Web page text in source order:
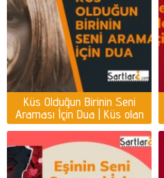
Küs Olduğun Birinin Seni
Araması İçin Dua | Küs olan
kişiyi ayağına getirmek için
dua